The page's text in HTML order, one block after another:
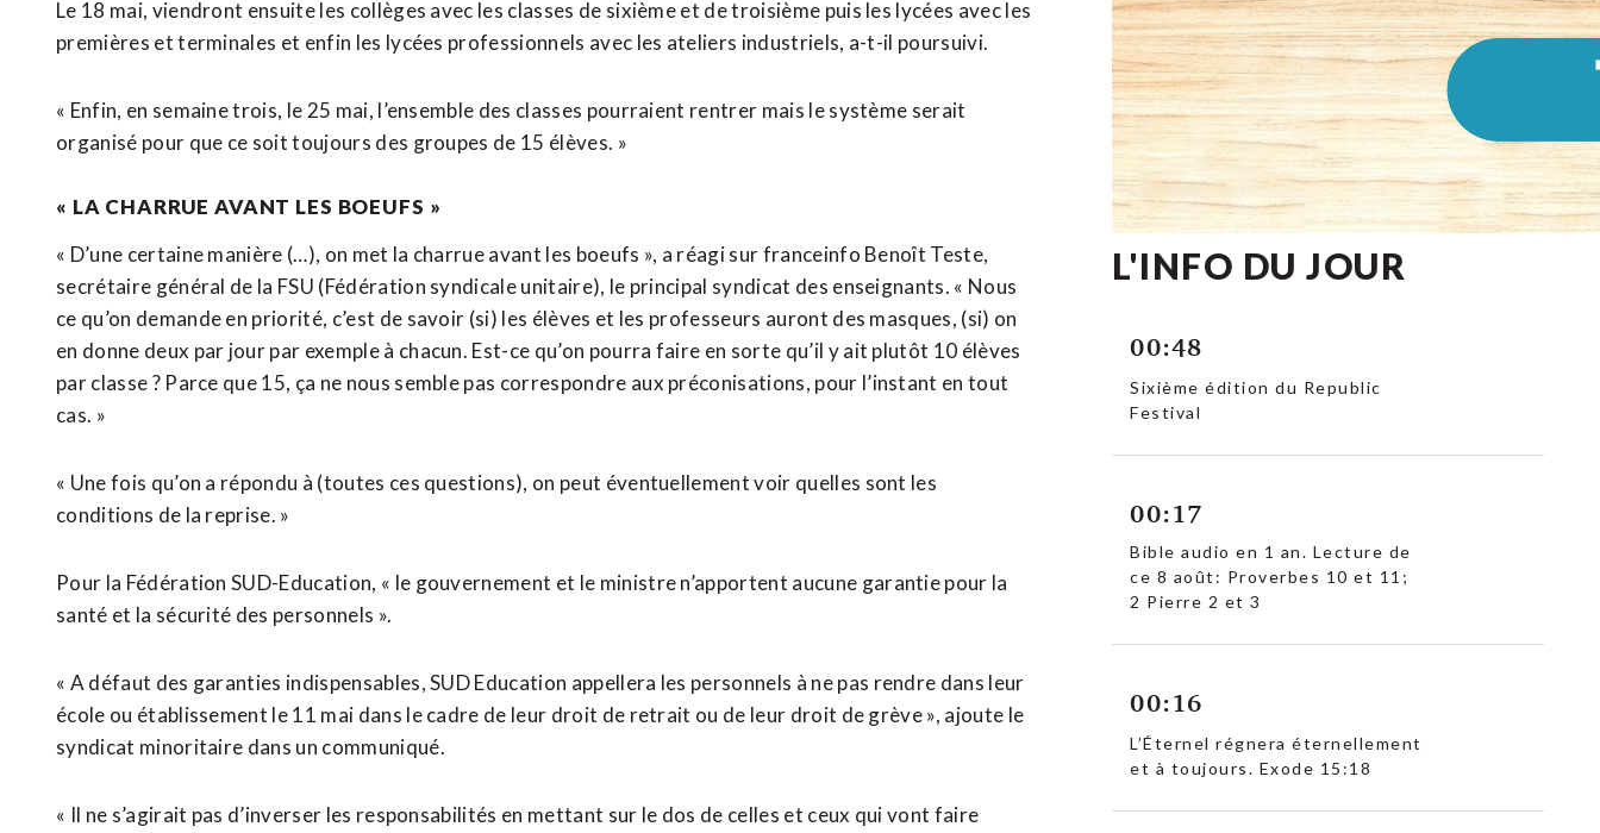
Le 18 mai, viendront ensuite les collèges avec les classes de sixième et de troisième puis les lycées avec les
premières et terminales et enfin les lycées professionnels avec les ateliers industriels, a-t-il poursuivi.
« Enfin, en semaine trois, le 25 mai, l’ensemble des classes pourraient rentrer mais le système serait
organisé pour que ce soit toujours des groupes de 15 élèves. »
« LA CHARRUE AVANT LES BOEUFS »
« D’une certaine manière (…), on met la charrue avant les boeufs », a réagi sur franceinfo Benoît Teste,
secrétaire général de la FSU (Fédération syndicale unitaire), le principal syndicat des enseignants. « Nous
ce qu’on demande en priorité, c’est de savoir (si) les élèves et les professeurs auront des masques, (si) on
en donne deux par jour par exemple à chacun. Est-ce qu’on pourra faire en sorte qu’il y ait plutôt 10 élèves
par classe ? Parce que 15, ça ne nous semble pas correspondre aux préconisations, pour l’instant en tout
cas. »
« Une fois qu’on a répondu à (toutes ces questions), on peut éventuellement voir quelles sont les
conditions de la reprise. »
Pour la Fédération SUD-Education, « le gouvernement et le ministre n’apportent aucune garantie pour la
santé et la sécurité des personnels ».
« A défaut des garanties indispensables, SUD Education appellera les personnels à ne pas rendre dans leur
école ou établissement le 11 mai dans le cadre de leur droit de retrait ou de leur droit de grève », ajoute le
syndicat minoritaire dans un communiqué.
« Il ne s’agirait pas d’inverser les responsabilités en mettant sur le dos de celles et ceux qui vont faire
L'INFO DU JOUR
00:48
Sixième édition du Republic
Festival
00:17
Bible audio en 1 an. Lecture de
ce 8 août: Proverbes 10 et 11;
2 Pierre 2 et 3
00:16
L’Éternel régnera éternellement
et à toujours. Exode 15:18